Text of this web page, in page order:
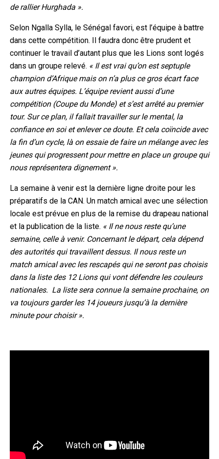
de rallier Hurghada ».
Selon Ngalla Sylla, le Sénégal favori, est l’équipe à battre
dans cette compétition. Il faudra donc être prudent et
continuer le travail d’autant plus que les Lions sont logés
dans un groupe relevé. « Il est vrai qu’on est septuple
champion d’Afrique mais on n’a plus ce gros écart face
aux autres équipes. L’équipe revient aussi d’une
compétition (Coupe du Monde) et s’est arrêté au premier
tour. Sur ce plan, il fallait travailler sur le mental, la
confiance en soi et enlever ce doute. Et cela coïncide avec
la fin d’un cycle, là on essaie de faire un mélange avec les
jeunes qui progressent pour mettre en place un groupe qui
nous représentera dignement ».
La semaine à venir est la dernière ligne droite pour les
préparatifs de la CAN. Un match amical avec une sélection
locale est prévue en plus de la remise du drapeau national
et la publication de la liste. « Il ne nous reste qu’une
semaine, celle à venir. Concernant le départ, cela dépend
des autorités qui travaillent dessus. Il nous reste un
match amical avec les rescapés qui ne seront pas choisis
dans la liste des 12 Lions qui vont défendre les couleurs
nationales. La liste sera connue la semaine prochaine, on
va toujours garder les 14 joueurs jusqu’à la dernière
minute pour choisir ».